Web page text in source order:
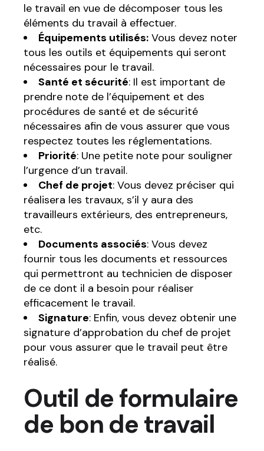
le travail en vue de décomposer tous les
éléments du travail à effectuer.
Équipements utilisés: Vous devez noter
tous les outils et équipements qui seront
nécessaires pour le travail.
Santé et sécurité: Il est important de
prendre note de l’équipement et des
procédures de santé et de sécurité
nécessaires afin de vous assurer que vous
respectez toutes les réglementations.
Priorité: Une petite note pour souligner
l’urgence d’un travail.
Chef de projet: Vous devez préciser qui
réalisera les travaux, s’il y aura des
travailleurs extérieurs, des entrepreneurs,
etc.
Documents associés: Vous devez
fournir tous les documents et ressources
qui permettront au technicien de disposer
de ce dont il a besoin pour réaliser
efficacement le travail.
Signature: Enfin, vous devez obtenir une
signature d’approbation du chef de projet
pour vous assurer que le travail peut être
réalisé.
Outil de formulaire
de bon de travail